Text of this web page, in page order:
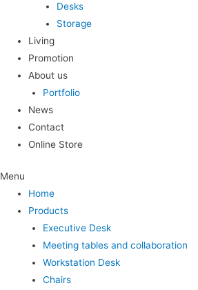
Desks
Storage
Living
Promotion
About us
Portfolio
News
Contact
Online Store
Menu
Home
Products
Executive Desk
Meeting tables and collaboration
Workstation Desk
Chairs